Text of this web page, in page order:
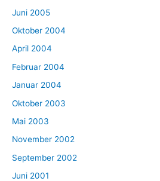
Juni 2005
Oktober 2004
April 2004
Februar 2004
Januar 2004
Oktober 2003
Mai 2003
November 2002
September 2002
Juni 2001